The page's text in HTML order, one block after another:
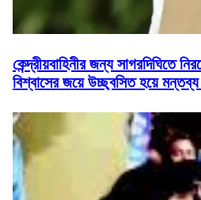
কেন্দ্রীয়বাহিনীর জন্য সাগরদিঘিতে
বিশ্বাসের জয়ে উচ্ছ্বসিত হয়ে